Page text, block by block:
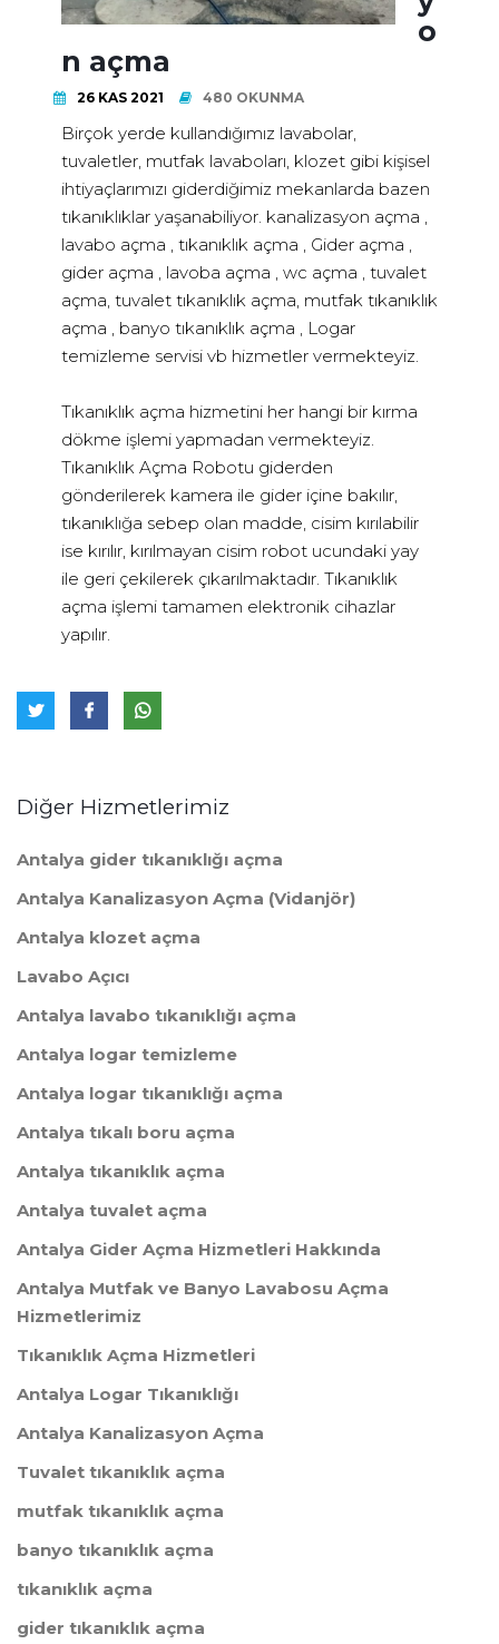
o
n açma
26 KAS 2021 480 OKUNMA
Birçok yerde kullandığımız lavabolar,
tuvaletler, mutfak lavaboları, klozet gibi kişisel
ihtiyaçlarımızı giderdiğimiz mekanlarda bazen
tıkanıklıklar yaşanabiliyor. kanalizasyon açma ,
lavabo açma , tıkanıklık açma , Gider açma ,
gider açma , lavoba açma , wc açma , tuvalet
açma, tuvalet tıkanıklık açma, mutfak tıkanıklık
açma , banyo tıkanıklık açma , Logar
temizleme servisi vb hizmetler vermekteyiz.
Tıkanıklık açma hizmetini her hangi bir kırma
dökme işlemi yapmadan vermekteyiz.
Tıkanıklık Açma Robotu giderden
gönderilerek kamera ile gider içine bakılır,
tıkanıklığa sebep olan madde, cisim kırılabilir
ise kırılır, kırılmayan cisim robot ucundaki yay
ile geri çekilerek çıkarılmaktadır. Tıkanıklık
açma işlemi tamamen elektronik cihazlar
yapılır.
Diğer Hizmetlerimiz
Antalya gider tıkanıklığı açma
Antalya Kanalizasyon Açma (Vidanjör)
Antalya klozet açma
Lavabo Açıcı
Antalya lavabo tıkanıklığı açma
Antalya logar temizleme
Antalya logar tıkanıklığı açma
Antalya tıkalı boru açma
Antalya tıkanıklık açma
Antalya tuvalet açma
Antalya Gider Açma Hizmetleri Hakkında
Antalya Mutfak ve Banyo Lavabosu Açma
Hizmetlerimiz
Tıkanıklık Açma Hizmetleri
​Antalya Logar Tıkanıklığı
Antalya Kanalizasyon Açma
Tuvalet tıkanıklık açma
mutfak tıkanıklık açma
banyo tıkanıklık açma
tıkanıklık açma
gider tıkanıklık açma